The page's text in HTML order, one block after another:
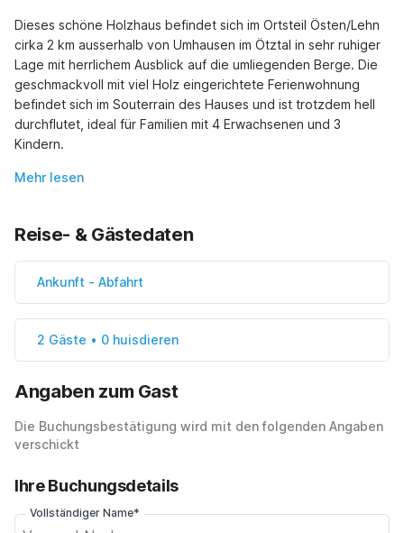
Dieses schöne Holzhaus befindet sich im Ortsteil Östen/Lehn
cirka 2 km ausserhalb von Umhausen im Ötztal in sehr ruhiger
Lage mit herrlichem Ausblick auf die umliegenden Berge. Die
geschmackvoll mit viel Holz eingerichtete Ferienwohnung
befindet sich im Souterrain des Hauses und ist trotzdem hell
durchflutet, ideal für Familien mit 4 Erwachsenen und 3
Kindern.
Mehr lesen
Reise- & Gästedaten
Ankunft - Abfahrt
2 Gäste • 0 huisdieren
Angaben zum Gast
Die Buchungsbestätigung wird mit den folgenden Angaben
verschickt
Ihre Buchungsdetails
Vollständiger Name*